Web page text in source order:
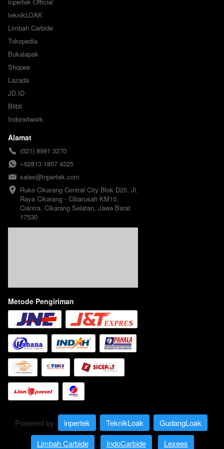
teknikLOAK
Limbah Carbide
Tokopedia
Bukalapak
Shopee
Lazada
JD.ID
Blibli
Indonetwork
Alamat
(021) 8991 3270
+62813 1857 4325
sales@inpertek.com
Ruko Cikarang Central City Blok D20, Jl.
Raya Cikarang - Cibarusah KM10,
Ciantra, Cikarang Selatan, Jawa Barat
17530
Metode Pengiriman
Powered by inpertek TeknikLoak
GudangLoak
Limbah Carbide
IndoCarbide Lexees